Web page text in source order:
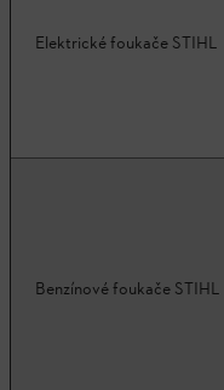
Elektrické foukače STIHL
Benzínové foukače STIHL